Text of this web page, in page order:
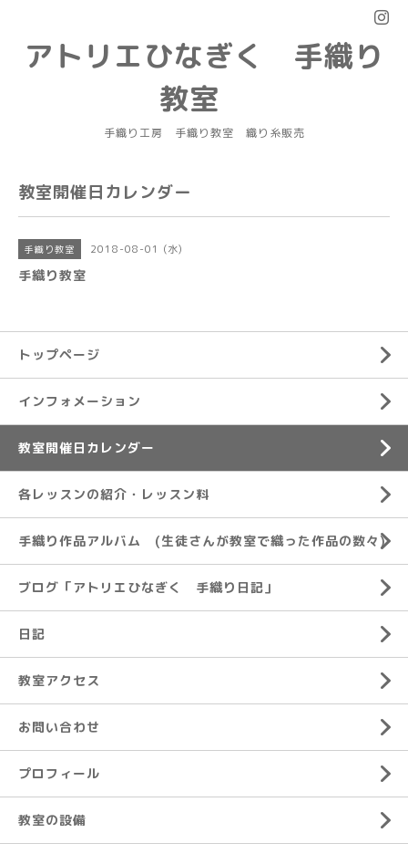
アトリエひなぎく 手織り
教室
手織り工房 手織り教室 織り糸販売
教室開催日カレンダー
手織り教室 2018-08-01 (水)
手織り教室
トップページ
インフォメーション
教室開催日カレンダー
各レッスンの紹介・レッスン料
手織り作品アルバム (生徒さんが教室で織った作品の数々)
ブログ「アトリエひなぎく 手織り日記」
日記
教室アクセス
お問い合わせ
プロフィール
教室の設備